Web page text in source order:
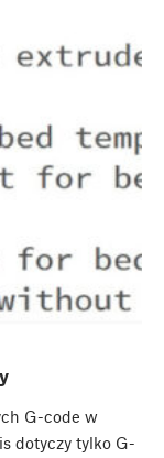
G-code w
dotyczy tylko G-